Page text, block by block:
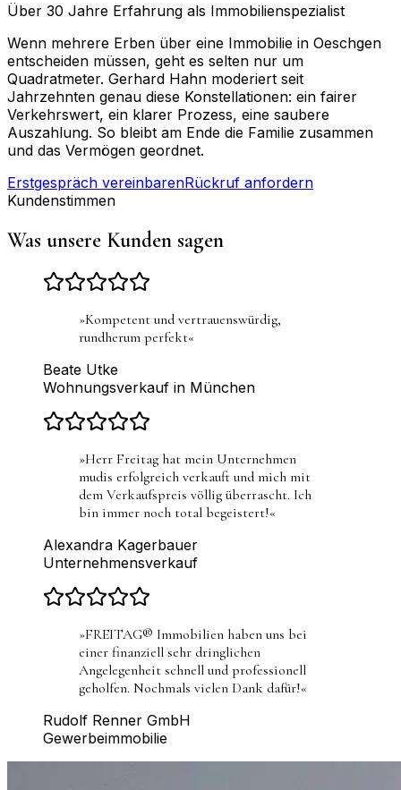
Über 30 Jahre Erfahrung als Immobilienspezialist
Wenn mehrere Erben über eine Immobilie in Oeschgen
entscheiden müssen, geht es selten nur um
Quadratmeter. Gerhard Hahn moderiert seit
Jahrzehnten genau diese Konstellationen: ein fairer
Verkehrswert, ein klarer Prozess, eine saubere
Auszahlung. So bleibt am Ende die Familie zusammen
und das Vermögen geordnet.
Erstgespräch vereinbarenRückruf anfordern
Kundenstimmen
Was unsere Kunden sagen
»Kompetent und vertrauenswürdig,
rundherum perfekt«
Beate Utke
Wohnungsverkauf in München
»Herr Freitag hat mein Unternehmen
mudis erfolgreich verkauft und mich mit
dem Verkaufspreis völlig überrascht. Ich
bin immer noch total begeistert!«
Alexandra Kagerbauer
Unternehmensverkauf
»FREITAG® Immobilien haben uns bei
einer finanziell sehr dringlichen
Angelegenheit schnell und professionell
geholfen. Nochmals vielen Dank dafür!«
Rudolf Renner GmbH
Gewerbeimmobilie